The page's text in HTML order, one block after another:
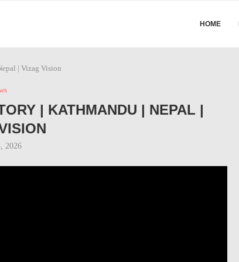
HOME
| Vizag Vision
| KATHMANDU | NEPAL |
2026